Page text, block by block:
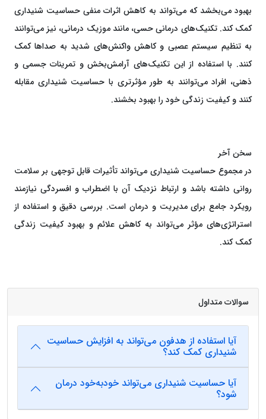
بهبود می‌بخشد که می‌تواند به کاهش اثرات منفی حساسیت شنیداری
کمک کند. تکنیک‌های درمانی حسی، مانند موزیک درمانی، نیز می‌توانند
به تنظیم سیستم عصبی و کاهش واکنش‌های شدید به صداها کمک
کنند. با استفاده از این تکنیک‌های آرامش‌بخش و تمرینات جسمی و
ذهنی، افراد می‌توانند به طور مؤثرتری با حساسیت شنیداری مقابله
کنند و کیفیت زندگی خود را بهبود بخشند.
سخن آخر
در مجموع حساسیت شنیداری می‌تواند تأثیرات قابل توجهی بر سلامت
روانی داشته باشد و ارتباط نزدیک آن با اضطراب و افسردگی نیازمند
رویکرد جامع برای مدیریت و درمان است. بررسی دقیق و استفاده از
استراتژی‌های مؤثر می‌تواند به کاهش علائم و بهبود کیفیت زندگی
کمک کند.
سوالات متداول
آیا استفاده از هدفون می‌تواند به افزایش حساسیت
شنیداری کمک کند؟
آیا حساسیت شنیداری می‌تواند خودبه‌خود درمان
شود؟